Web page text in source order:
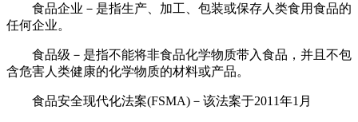
食品企业－是指生产、加工、包装或保存人类食用食品的
任何企业。
食品级－是指不能将非食品化学物质带入食品，并且不包
含危害人类健康的化学物质的材料或产品。
食品安全现代化法案(FSMA)－该法案于2011年1月